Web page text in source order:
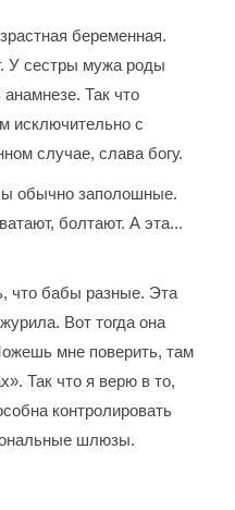
беременная.
У сестры мужа роды
Так что
исключительно с
случае, слава богу.
обычно заполошные.
болтают. А эта...
что бабы разные. Эта
Вот тогда она
мне поверить, там
Так что я верю в то,
контролировать
шлюзы.